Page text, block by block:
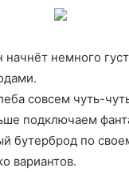
начнёт немного
совсем чуть-
подключаем
бутерброд по
вариантов.